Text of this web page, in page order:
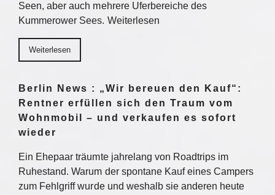
Seen, aber auch mehrere Uferbereiche des
Kummerower Sees. Weiterlesen
Weiterlesen
Berlin News : „Wir bereuen den Kauf“:
Rentner erfüllen sich den Traum vom
Wohnmobil – und verkaufen es sofort
wieder
Ein Ehepaar träumte jahrelang von Roadtrips im
Ruhestand. Warum der spontane Kauf eines Campers
zum Fehlgriff wurde und weshalb sie anderen heute